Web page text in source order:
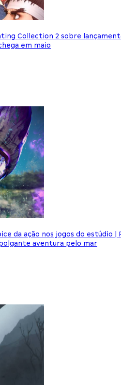
Collection 2 sobre
em maio
da ação nos jogos do estúdio |
aventura pelo mar